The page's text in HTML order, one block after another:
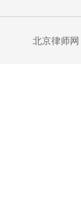
北京律师网